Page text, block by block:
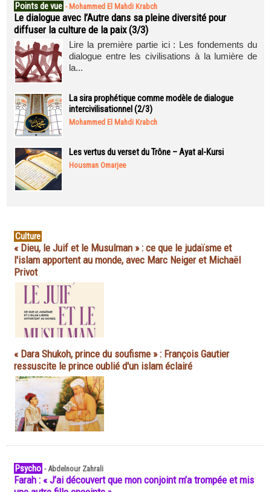
Points de vue - Mohammed El Mahdi Krabch
Le dialogue avec l’Autre dans sa pleine diversité pour
diffuser la culture de la paix (3/3)
Lire la première partie ici : Les fondements du
dialogue entre les civilisations à la lumière de
la...
La sira prophétique comme modèle de dialogue
intercivilisationnel (2/3)
Mohammed El Mahdi Krabch
Les vertus du verset du Trône – Ayat al-Kursi
Housman Omarjee
Culture
« Dieu, le Juif et le Musulman » : ce que le judaïsme et
l'islam apportent au monde, avec Marc Neiger et Michaël
Privot
« Dara Shukoh, prince du soufisme » : François Gautier
ressuscite le prince oublié d'un islam éclairé
Psycho -Abdelnour Zahrali
Farah : « J’ai découvert que mon conjoint m’a trompée et mis